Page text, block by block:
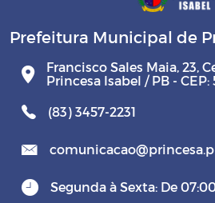
Prefeitura Municipal de
Francisco Sales Maia, 23,
Princesa Isabel / PB -
(83) 3457-2231
Segunda à Sexta: De